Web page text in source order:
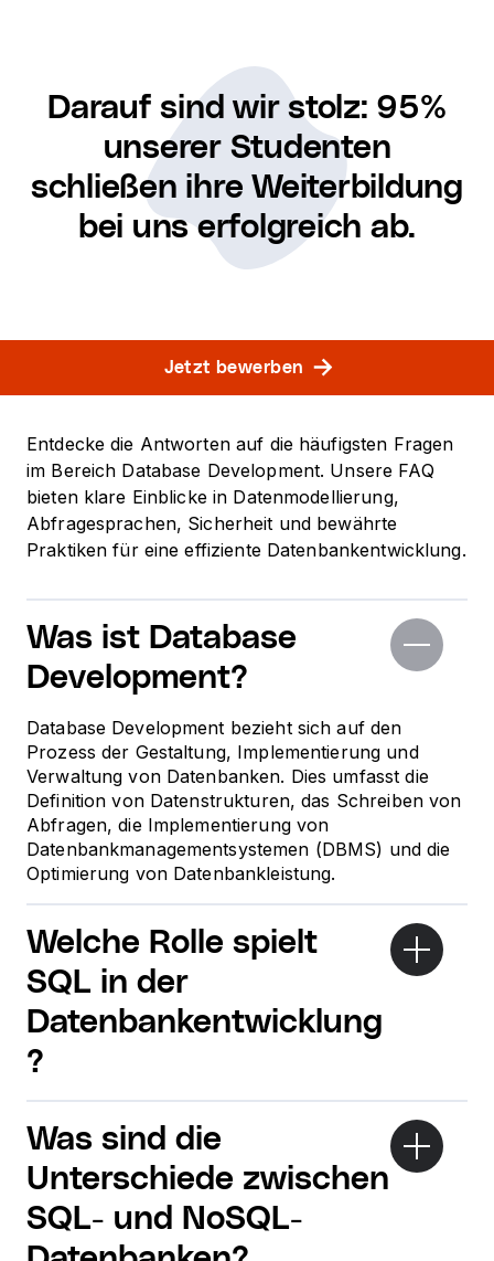
Darauf sind wir stolz: 95%
unserer Studenten
schließen ihre Weiterbildung
bei uns erfolgreich ab.
Jetzt bewerben
Entdecke die Antworten auf die häufigsten Fragen
im Bereich Database Development. Unsere FAQ
bieten klare Einblicke in Datenmodellierung,
Abfragesprachen, Sicherheit und bewährte
Praktiken für eine effiziente Datenbankentwicklung.
Was ist Database
Development?
Database Development bezieht sich auf den
Prozess der Gestaltung, Implementierung und
Verwaltung von Datenbanken. Dies umfasst die
Definition von Datenstrukturen, das Schreiben von
Abfragen, die Implementierung von
Datenbankmanagementsystemen (DBMS) und die
Optimierung von Datenbankleistung.
Welche Rolle spielt
SQL in der
Datenbankentwicklung
?
Was sind die
Unterschiede zwischen
SQL- und NoSQL-